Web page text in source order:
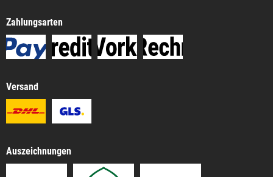
Zahlungsarten
Versand
Auszeichnungen